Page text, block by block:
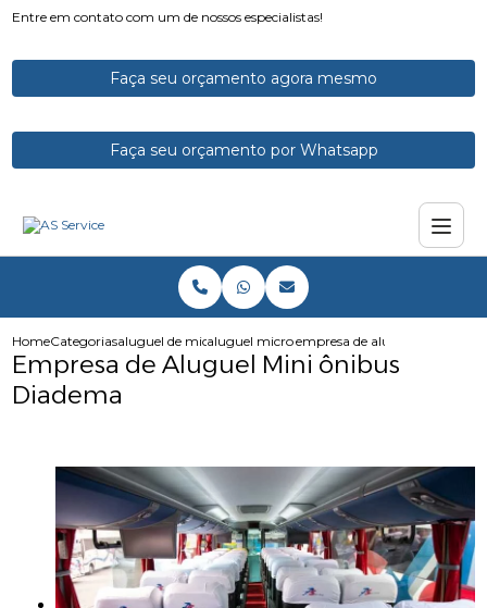
Entre em contato com um de nossos especialistas!
Faça seu orçamento agora mesmo
Faça seu orçamento por Whatsapp
HomeCategoriasaluguel de micro onibusaluguel micro onibus executivo
empresa de aluguel mini
Empresa de Aluguel Mini ônibus
Diadema